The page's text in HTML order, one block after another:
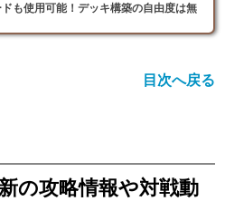
も使用可能！デッキ構築の自由度は無
目次へ戻る
の攻略情報や対戦動